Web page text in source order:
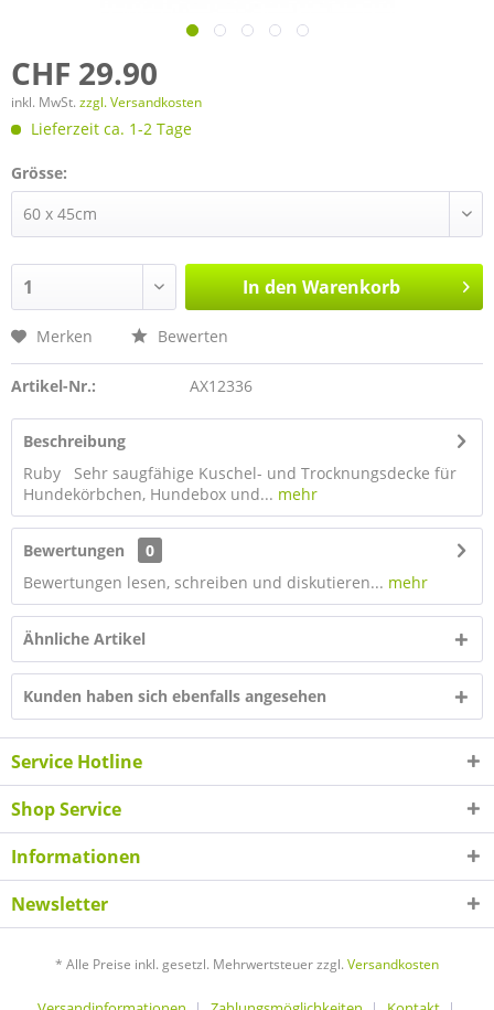
CHF 29.90
inkl. MwSt. zzgl. Versandkosten
Lieferzeit ca. 1-2 Tage
Grösse:
In den Warenkorb
Merken Bewerten
Artikel-Nr.: AX12336
Beschreibung
Ruby Sehr saugfähige Kuschel- und Trocknungsdecke für
Hundekörbchen, Hundebox und... mehr
Bewertungen
0
Bewertungen lesen, schreiben und diskutieren... mehr
Ähnliche Artikel
Kunden haben sich ebenfalls angesehen
Service Hotline
Shop Service
Informationen
Newsletter
* Alle Preise inkl. gesetzl. Mehrwertsteuer zzgl. Versandkosten